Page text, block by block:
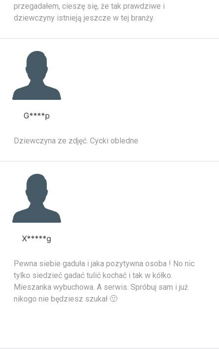
przegadałem, cieszę się, że tak prawdziwe i
dziewczyny istnieją jeszcze w tej branży.
G****p
Dziewczyna ze zdjęć. Cycki obledne
X*****g
Pewna siebie gaduła i jaka pozytywna osoba ! No nic
tylko siedzieć gadać tulić kochać i tak w kółko.
Mieszanka wybuchowa. A serwis. Spróbuj sam i już
nikogo nie będziesz szukał 🙂